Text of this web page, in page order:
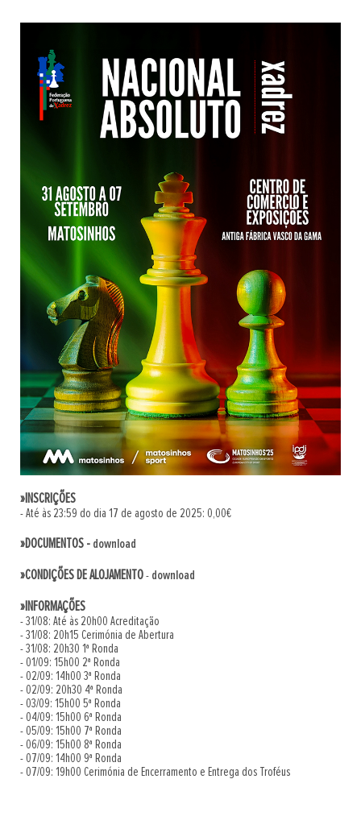
»INSCRIÇÕES
- Até às 23:59 do dia 17 de agosto de 2025: 0,00€
»DOCUMENTOS - download
»CONDIÇÕES DE ALOJAMENTO- download
»INFORMAÇÕES
- 31/08: Até às 20h00 Acreditação
- 31/08: 20h15 Cerimónia de Abertura
- 31/08: 20h30 1ª Ronda
- 01/09: 15h00 2ª Ronda
- 02/09: 14h00 3ª Ronda
- 02/09: 20h30 4ª Ronda
- 03/09: 15h00 5ª Ronda
- 04/09: 15h00 6ª Ronda
- 05/09: 15h00 7ª Ronda
- 06/09: 15h00 8ª Ronda
- 07/09: 14h00 9ª Ronda
- 07/09: 19h00 Cerimónia de Encerramento e Entrega dos Troféus